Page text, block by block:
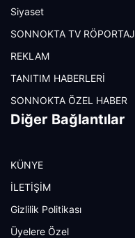
Siyaset
SONNOKTA TV RÖPORTAJ
REKLAM
TANITIM HABERLERİ
SONNOKTA ÖZEL HABER
Diğer Bağlantılar
KÜNYE
İLETİŞİM
Gizlilik Politikası
Üyelere Özel